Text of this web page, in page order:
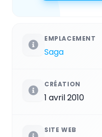
EMPLACEMENT
Saga
CRÉATION
1 avril 2010
SITE WEB